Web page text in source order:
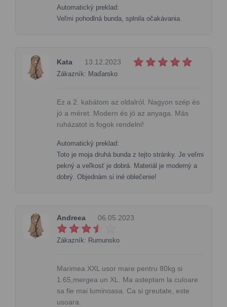
Automatický preklad:
Veľmi pohodlná bunda, splnila očakávania.
Kata 13.12.2023
Zákazník: Maďarsko
Ez a 2. kabátom az oldalról. Nagyon szép és
jó a méret. Modern és jó az anyaga. Más
ruházatot is fogok rendelni!
Automatický preklad:
Toto je moja druhá bunda z tejto stránky. Je veľmi
pekný a veľkosť je dobrá. Materiál je moderný a
dobrý. Objednám si iné oblečenie!
Andreea 06.05.2023
Zákazník: Rumunsko
Marimea XXL usor mare pentru 80kg si
1.65,mergea un XL. Ma asteptam la culoare
sa fie mai luminoasa. Ca si greutate, este
usoara.